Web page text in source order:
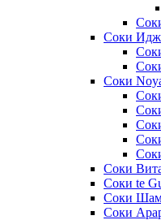
Соки
Соки
Соки
Соки te
Соки
Соки